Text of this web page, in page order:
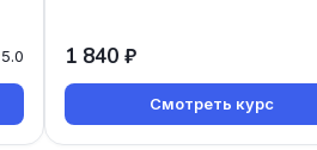
5.0 1 840 ₽
Смотреть курс